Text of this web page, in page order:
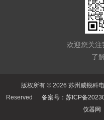
欢迎您关注
了
版权所有 © 2026 苏州威锐科
Reserved 备案号：苏ICP备
仪器网